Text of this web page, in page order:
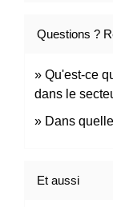
Questions ?
Qu'est-ce
dans le
Dans
Et aussi